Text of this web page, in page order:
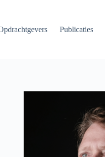
Publicaties